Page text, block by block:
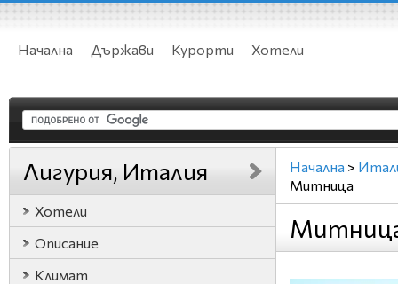
Начална Държави Курорти Хотели
Лигурия, Италия
Хотели
Описание
Климат
Начална >
Митница